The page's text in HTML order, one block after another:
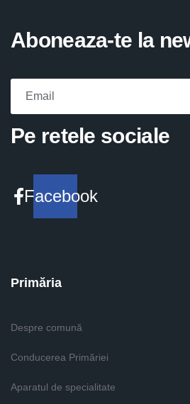
Aboneaza-te la
Pe retele sociale
Facebook
Primăria
Despre comună
Conducerea Primăriei
Aparatul de specialitate